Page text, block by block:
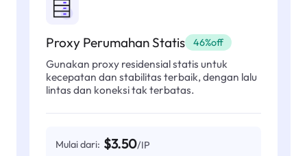
Proxy Perumahan Statis 46%off
Gunakan proxy residensial statis untuk
kecepatan dan stabilitas terbaik, dengan lalu
lintas dan koneksi tak terbatas.
Mulai dari: $3.50/IP